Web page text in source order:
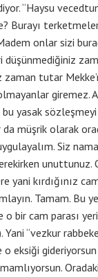
“Haysu
Burayı
onlar sizi
zaman tutar
giremez.
yasak
müşrik olarak
Siz
unuttunuz.
yani kırdığınız
Tamam. Bu
o bir cam parası
Yani “vezkur
eksiği